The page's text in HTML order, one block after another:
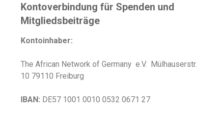
Kontoverbindung für Spenden und
Mitgliedsbeiträge
Kontoinhaber:
The African Network of Germany e.V. Mülhauserstr.
10 79110 Freiburg
IBAN: DE57 1001 0010 0532 0671 27